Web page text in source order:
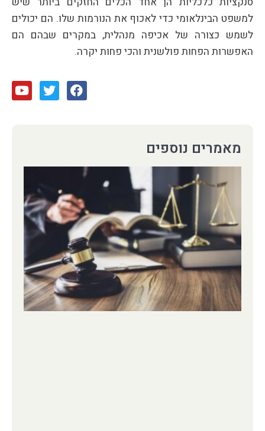
למשפט הבינלאומי כדי לאכוף את הנורמות שלו. הם יכולים
לשמש כצורה של אכיפה מנהלית, במקרים שבהם הם
האפשרות הפחות פולשנית והכי פחות יקרה.
מאמרים נוספים